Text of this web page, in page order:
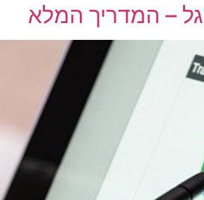
– המדריך המלא